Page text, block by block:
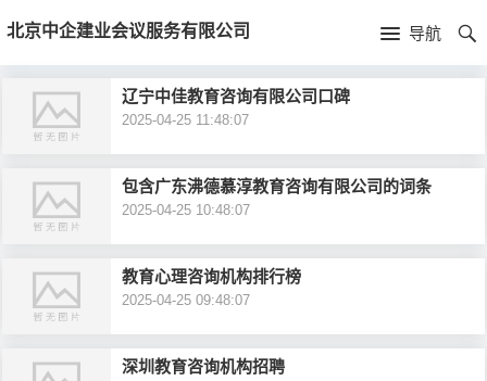
北京中企建业会议服务有限公司 导航
首
辽宁中佳教育咨询有限公司口碑
2025-04-25 11:48:07
包含广东沸德慕淳教育咨询有限公司的词条
2025-04-25 10:48:07
教育心理咨询机构排行榜
2025-04-25 09:48:07
深圳教育咨询机构招聘